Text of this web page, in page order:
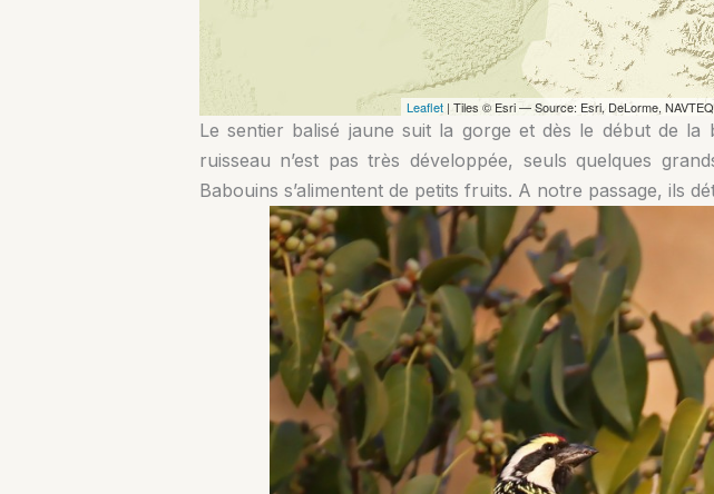
Le sentier balisé jaune suit la gorge et dès le début de
ruisseau n’est pas très développée, seuls quelques
Babouins s’alimentent de petits fruits. A notre passage, ils